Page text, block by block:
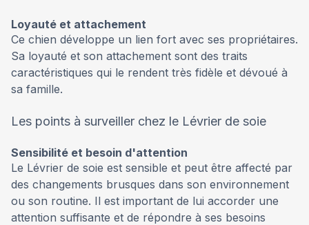
Loyauté et attachement
Ce chien développe un lien fort avec ses propriétaires.
Sa loyauté et son attachement sont des traits
caractéristiques qui le rendent très fidèle et dévoué à
sa famille.
Les points à surveiller chez le Lévrier de soie
Sensibilité et besoin d'attention
Le Lévrier de soie est sensible et peut être affecté par
des changements brusques dans son environnement
ou son routine. Il est important de lui accorder une
attention suffisante et de répondre à ses besoins